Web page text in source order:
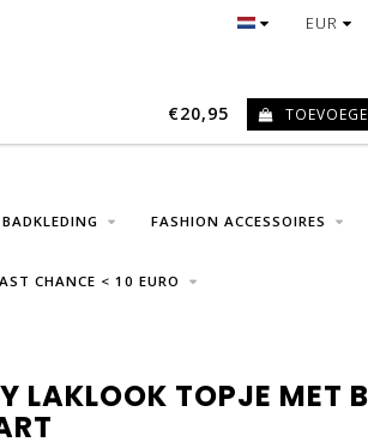
GRATIS EUR
BADKLEDING FASHION ACCESSOIRES
CHANCE < 10 EURO
€20,95
LAKLOOK TOPJE MET